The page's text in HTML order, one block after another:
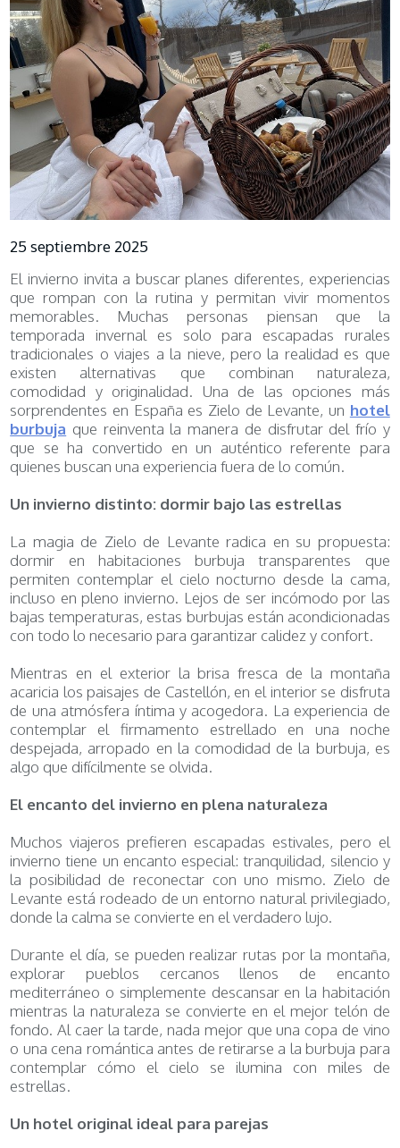
25 septiembre 2025
El invierno invita a buscar planes diferentes, experiencias
que rompan con la rutina y permitan vivir momentos
memorables. Muchas personas piensan que la
temporada invernal es solo para escapadas rurales
tradicionales o viajes a la nieve, pero la realidad es que
existen alternativas que combinan naturaleza,
comodidad y originalidad. Una de las opciones más
sorprendentes en España es Zielo de Levante, un hotel
burbuja que reinventa la manera de disfrutar del frío y
que se ha convertido en un auténtico referente para
quienes buscan una experiencia fuera de lo común.
Un invierno distinto: dormir bajo las estrellas
La magia de Zielo de Levante radica en su propuesta:
dormir en habitaciones burbuja transparentes que
permiten contemplar el cielo nocturno desde la cama,
incluso en pleno invierno. Lejos de ser incómodo por las
bajas temperaturas, estas burbujas están acondicionadas
con todo lo necesario para garantizar calidez y confort.
Mientras en el exterior la brisa fresca de la montaña
acaricia los paisajes de Castellón, en el interior se disfruta
de una atmósfera íntima y acogedora. La experiencia de
contemplar el firmamento estrellado en una noche
despejada, arropado en la comodidad de la burbuja, es
algo que difícilmente se olvida.
El encanto del invierno en plena naturaleza
Muchos viajeros prefieren escapadas estivales, pero el
invierno tiene un encanto especial: tranquilidad, silencio y
la posibilidad de reconectar con uno mismo. Zielo de
Levante está rodeado de un entorno natural privilegiado,
donde la calma se convierte en el verdadero lujo.
Durante el día, se pueden realizar rutas por la montaña,
explorar pueblos cercanos llenos de encanto
mediterráneo o simplemente descansar en la habitación
mientras la naturaleza se convierte en el mejor telón de
fondo. Al caer la tarde, nada mejor que una copa de vino
o una cena romántica antes de retirarse a la burbuja para
contemplar cómo el cielo se ilumina con miles de
estrellas.
Un hotel original ideal para parejas